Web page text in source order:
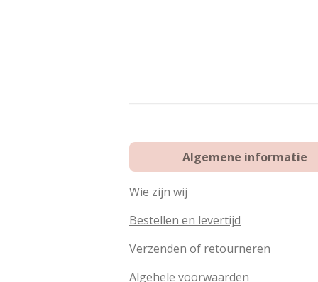
Algemene informatie
Wie zijn wij
Bestellen en levertijd
Verzenden of retourneren
Algehele voorwaarden